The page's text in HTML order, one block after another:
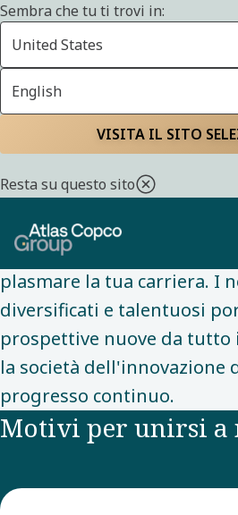
Sembra che tu ti trovi in:
United States
English
VISITA IL SITO
Resta su questo sito
LAVORA CON NOI
Perché unirti
Con noi ottieni il meglio di
le dimensioni e le
un'organizzazione globale,
plasmare la tua carriera. I
diversificati e talentuosi
prospettive nuove da
la società dell'innovazione
progresso continuo.
Motivi per unirsi a